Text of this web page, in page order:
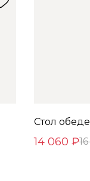
Стол
14 060 ₽